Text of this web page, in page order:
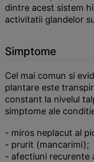
dintre acest sistem
activitatii glandelor
Simptome
Cel mai comun si
plantare este
constant la nivelul
simptome ale
- miros neplacut al
- prurit (mancarimi);
- afectiuni recurente